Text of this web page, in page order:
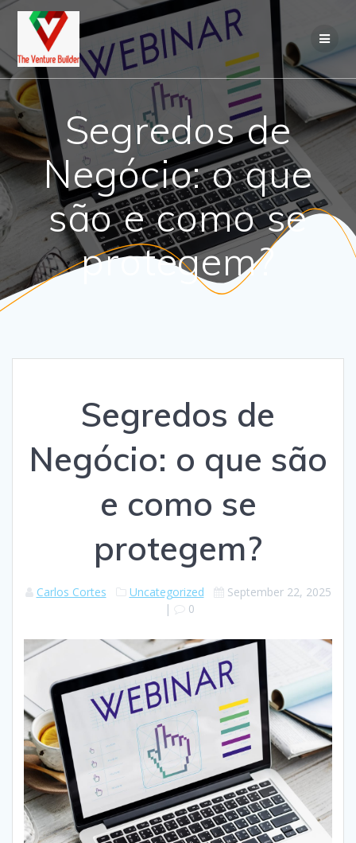
Skip
to
content
Segredos de
Negócio: o que
são e como se
protegem?
Segredos de
Negócio: o que são
e como se
protegem?
Carlos Cortes Uncategorized
September 22, 2025
|
0